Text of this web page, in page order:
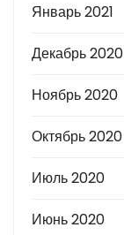
Январь 2021
Декабрь 2020
Ноябрь 2020
Октябрь 2020
Июль 2020
Июнь 2020